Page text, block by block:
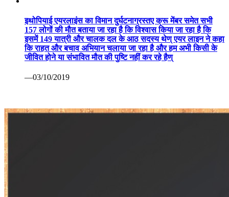
इथोपियाई एयरलाइंस का विमान दुर्घटनाग्रस्तए क्रू मेंबर समेत सभी
157 लोगों की मौत बताया जा रहा है कि विश्वास किया जा रहा है कि
इसमें 149 यात्री और चालक दल के आठ सदस्य थेण् एयर लाइन ने कहा
कि राहत और बचाव अभियान चलाया जा रहा है और हम अभी किसी के
जीवित होने या संभावित मौत की पुष्टि नहीं कर रहे हैण्
—03/10/2019